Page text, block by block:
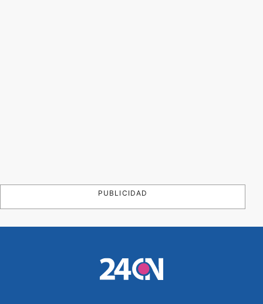
PUBLICIDAD